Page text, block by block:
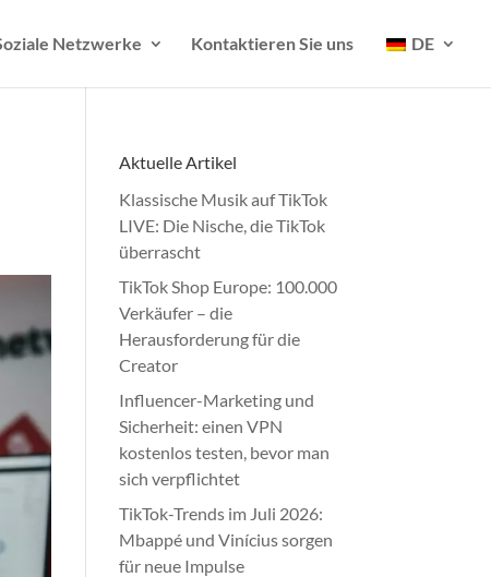
Netzwerke Kontaktieren Sie uns DE
Aktuelle Artikel
Klassische Musik auf TikTok
LIVE: Die Nische, die TikTok
überrascht
TikTok Shop Europe: 100.000
Verkäufer – die
Herausforderung für die
Creator
Influencer-Marketing und
Sicherheit: einen VPN
kostenlos testen, bevor man
sich verpflichtet
TikTok-Trends im Juli 2026:
Mbappé und Vinícius sorgen
für neue Impulse